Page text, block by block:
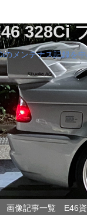
328Ci
のメンテナス記録を
画像記事一覧 E46